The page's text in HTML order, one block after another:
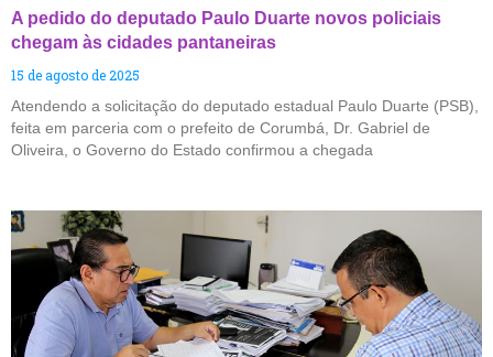
A pedido do deputado Paulo Duarte novos policiais
chegam às cidades pantaneiras
15 de agosto de 2025
Atendendo a solicitação do deputado estadual Paulo Duarte (PSB),
feita em parceria com o prefeito de Corumbá, Dr. Gabriel de
Oliveira, o Governo do Estado confirmou a chegada